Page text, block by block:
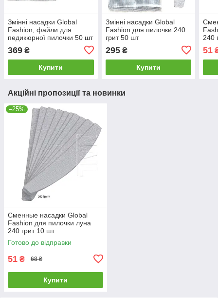
Змінні насадки Global
Fashion, файли для
педикюрної пилочки 50 шт
369 ₴
Купити
Змінні насадки Global
Fashion для пилочки 240
грит 50 шт
295₴
Купити
240
51
Акційні пропозиції та новинки
–25%
Сменные насадки Global
Fashion для пилочки луна
240 грит 10 шт
Готово до відправки
51 ₴ 68 ₴
Купити